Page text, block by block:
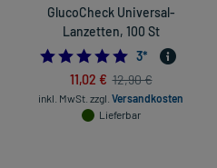
GlucoCheck Universal-
Lanzetten, 100 St
5.0
3*
11,02 € 12,90 €
inkl. MwSt. zzgl. Versandkosten
Lieferbar